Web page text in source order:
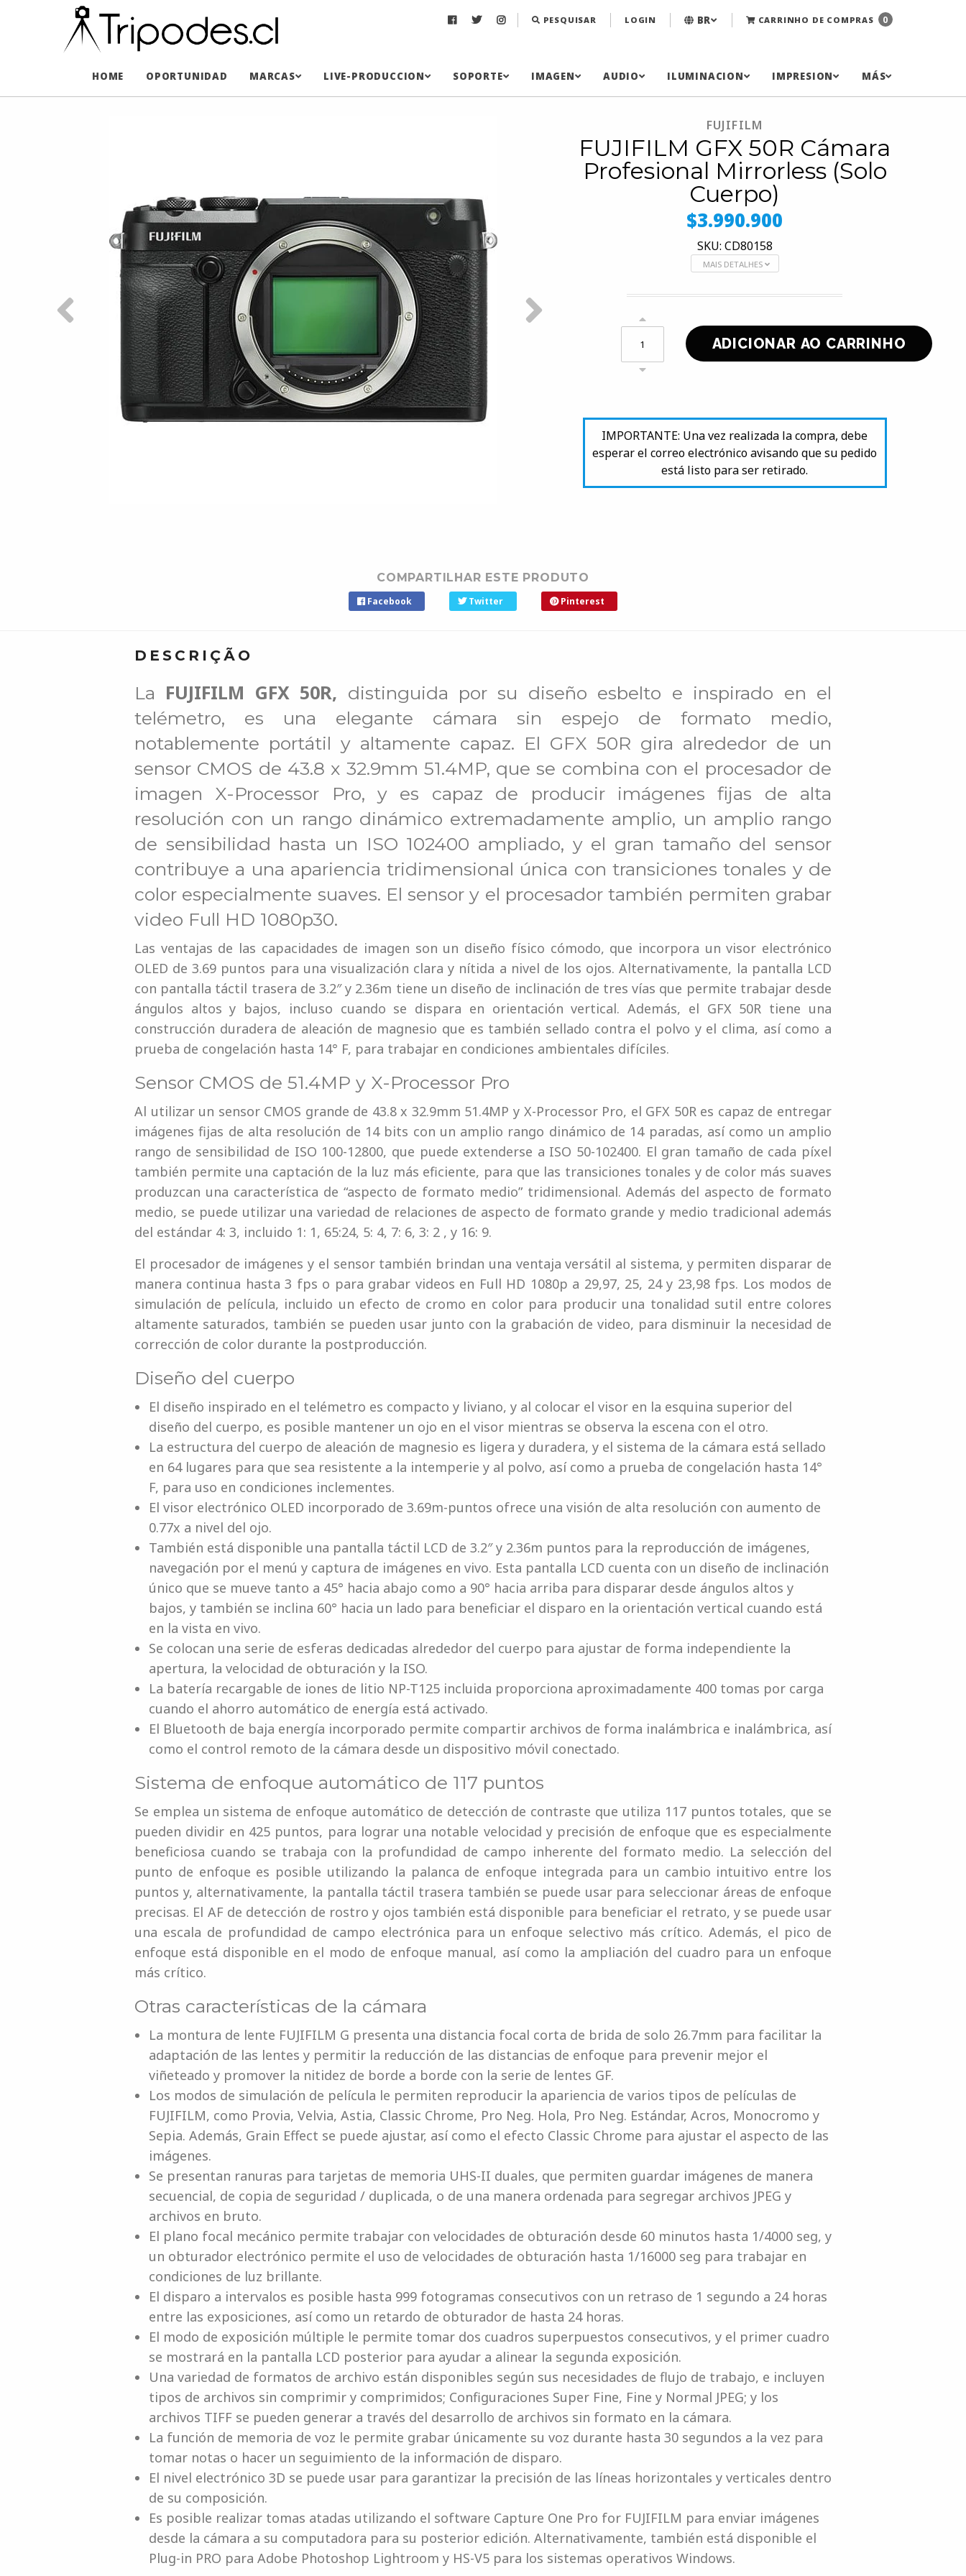
PESQUISAR LOGIN BR CARRINHO DE COMPRAS 0
HOME OPORTUNIDAD MARCAS LIVE-PRODUCCION SOPORTE IMAGEN AUDIO ILUMINACION IMPRESION MÁS
FUJIFILM
FUJIFILM GFX 50R Cámara
Profesional Mirrorless (Solo
Cuerpo)
$3.990.900
SKU: CD80158
MAIS DETALHES
IMPORTANTE: Una vez realizada la compra, debe
esperar el correo electrónico avisando que su pedido
está listo para ser retirado.
COMPARTILHAR ESTE PRODUTO
Facebook Twitter Pinterest
DESCRIÇÃO
La FUJIFILM GFX 50R, distinguida por su diseño esbelto e inspirado en el
telémetro, es una elegante cámara sin espejo de formato medio,
notablemente portátil y altamente capaz. El GFX 50R gira alrededor de un
sensor CMOS de 43.8 x 32.9mm 51.4MP, que se combina con el procesador de
imagen X-Processor Pro, y es capaz de producir imágenes fijas de alta
resolución con un rango dinámico extremadamente amplio, un amplio rango
de sensibilidad hasta un ISO 102400 ampliado, y el gran tamaño del sensor
contribuye a una apariencia tridimensional única con transiciones tonales y de
color especialmente suaves. El sensor y el procesador también permiten grabar
video Full HD 1080p30.
Las ventajas de las capacidades de imagen son un diseño físico cómodo, que incorpora un visor electrónico
OLED de 3.69 puntos para una visualización clara y nítida a nivel de los ojos. Alternativamente, la pantalla LCD
con pantalla táctil trasera de 3.2″ y 2.36m tiene un diseño de inclinación de tres vías que permite trabajar desde
ángulos altos y bajos, incluso cuando se dispara en orientación vertical. Además, el GFX 50R tiene una
construcción duradera de aleación de magnesio que es también sellado contra el polvo y el clima, así como a
prueba de congelación hasta 14° F, para trabajar en condiciones ambientales difíciles.
Sensor CMOS de 51.4MP y X-Processor Pro
Al utilizar un sensor CMOS grande de 43.8 x 32.9mm 51.4MP y X-Processor Pro, el GFX 50R es capaz de entregar
imágenes fijas de alta resolución de 14 bits con un amplio rango dinámico de 14 paradas, así como un amplio
rango de sensibilidad de ISO 100-12800, que puede extenderse a ISO 50-102400. El gran tamaño de cada píxel
también permite una captación de la luz más eficiente, para que las transiciones tonales y de color más suaves
produzcan una característica de “aspecto de formato medio” tridimensional. Además del aspecto de formato
medio, se puede utilizar una variedad de relaciones de aspecto de formato grande y medio tradicional además
del estándar 4: 3, incluido 1: 1, 65:24, 5: 4, 7: 6, 3: 2 , y 16: 9.
El procesador de imágenes y el sensor también brindan una ventaja versátil al sistema, y ​​permiten disparar de
manera continua hasta 3 fps o para grabar videos en Full HD 1080p a 29,97, 25, 24 y 23,98 fps. Los modos de
simulación de película, incluido un efecto de cromo en color para producir una tonalidad sutil entre colores
altamente saturados, también se pueden usar junto con la grabación de video, para disminuir la necesidad de
corrección de color durante la postproducción.
Diseño del cuerpo
El diseño inspirado en el telémetro es compacto y liviano, y al colocar el visor en la esquina superior del
diseño del cuerpo, es posible mantener un ojo en el visor mientras se observa la escena con el otro.
La estructura del cuerpo de aleación de magnesio es ligera y duradera, y el sistema de la cámara está sellado
en 64 lugares para que sea resistente a la intemperie y al polvo, así como a prueba de congelación hasta 14°
F, para uso en condiciones inclementes.
El visor electrónico OLED incorporado de 3.69m-puntos ofrece una visión de alta resolución con aumento de
0.77x a nivel del ojo.
También está disponible una pantalla táctil LCD de 3.2″ y 2.36m puntos para la reproducción de imágenes,
navegación por el menú y captura de imágenes en vivo. Esta pantalla LCD cuenta con un diseño de inclinación
único que se mueve tanto a 45° hacia abajo como a 90° hacia arriba para disparar desde ángulos altos y
bajos, y también se inclina 60° hacia un lado para beneficiar el disparo en la orientación vertical cuando está
en la vista en vivo.
Se colocan una serie de esferas dedicadas alrededor del cuerpo para ajustar de forma independiente la
apertura, la velocidad de obturación y la ISO.
La batería recargable de iones de litio NP-T125 incluida proporciona aproximadamente 400 tomas por carga
cuando el ahorro automático de energía está activado.
El Bluetooth de baja energía incorporado permite compartir archivos de forma inalámbrica e inalámbrica, así
como el control remoto de la cámara desde un dispositivo móvil conectado.
Sistema de enfoque automático de 117 puntos
Se emplea un sistema de enfoque automático de detección de contraste que utiliza 117 puntos totales, que se
pueden dividir en 425 puntos, para lograr una notable velocidad y precisión de enfoque que es especialmente
beneficiosa cuando se trabaja con la profundidad de campo inherente del formato medio. La selección del
punto de enfoque es posible utilizando la palanca de enfoque integrada para un cambio intuitivo entre los
puntos y, alternativamente, la pantalla táctil trasera también se puede usar para seleccionar áreas de enfoque
precisas. El AF de detección de rostro y ojos también está disponible para beneficiar el retrato, y se puede usar
una escala de profundidad de campo electrónica para un enfoque selectivo más crítico. Además, el pico de
enfoque está disponible en el modo de enfoque manual, así como la ampliación del cuadro para un enfoque
más crítico.
Otras características de la cámara
La montura de lente FUJIFILM G presenta una distancia focal corta de brida de solo 26.7mm para facilitar la
adaptación de las lentes y permitir la reducción de las distancias de enfoque para prevenir mejor el
viñeteado y promover la nitidez de borde a borde con la serie de lentes GF.
Los modos de simulación de película le permiten reproducir la apariencia de varios tipos de películas de
FUJIFILM, como Provia, Velvia, Astia, Classic Chrome, Pro Neg. Hola, Pro Neg. Estándar, Acros, Monocromo y
Sepia. Además, Grain Effect se puede ajustar, así como el efecto Classic Chrome para ajustar el aspecto de las
imágenes.
Se presentan ranuras para tarjetas de memoria UHS-II duales, que permiten guardar imágenes de manera
secuencial, de copia de seguridad / duplicada, o de una manera ordenada para segregar archivos JPEG y
archivos en bruto.
El plano focal mecánico permite trabajar con velocidades de obturación desde 60 minutos hasta 1/4000 seg, y
un obturador electrónico permite el uso de velocidades de obturación hasta 1/16000 seg para trabajar en
condiciones de luz brillante.
El disparo a intervalos es posible hasta 999 fotogramas consecutivos con un retraso de 1 segundo a 24 horas
entre las exposiciones, así como un retardo de obturador de hasta 24 horas.
El modo de exposición múltiple le permite tomar dos cuadros superpuestos consecutivos, y el primer cuadro
se mostrará en la pantalla LCD posterior para ayudar a alinear la segunda exposición.
Una variedad de formatos de archivo están disponibles según sus necesidades de flujo de trabajo, e incluyen
tipos de archivos sin comprimir y comprimidos; Configuraciones Super Fine, Fine y Normal JPEG; y los
archivos TIFF se pueden generar a través del desarrollo de archivos sin formato en la cámara.
La función de memoria de voz le permite grabar únicamente su voz durante hasta 30 segundos a la vez para
tomar notas o hacer un seguimiento de la información de disparo.
El nivel electrónico 3D se puede usar para garantizar la precisión de las líneas horizontales y verticales dentro
de su composición.
Es posible realizar tomas atadas utilizando el software Capture One Pro for FUJIFILM para enviar imágenes
desde la cámara a su computadora para su posterior edición. Alternativamente, también está disponible el
Plug-in PRO para Adobe Photoshop Lightroom y HS-V5 para los sistemas operativos Windows.